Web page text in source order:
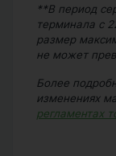
**В период
терминала с
размер
не может
Более
изменениях
регламентах